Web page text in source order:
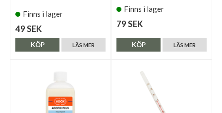
Finns i lager
49 SEK
LÄS MER
KÖP
Finns i lager
79 SEK
LÄS MER
KÖP